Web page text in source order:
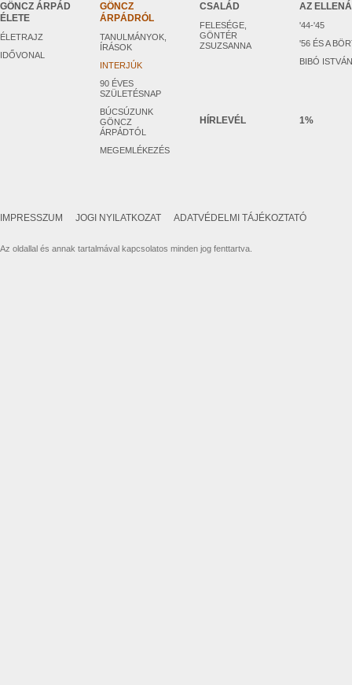
GÖNCZ ÁRPÁD
ÉLETE
ÉLETRAJZ
IDŐVONAL
GÖNCZ
ÁRPÁDRÓL
TANULMÁNYOK,
ÍRÁSOK
INTERJÚK
90 ÉVES
SZÜLETÉSNAP
BÚCSÚZUNK
GÖNCZ
ÁRPÁDTÓL
MEGEMLÉKEZÉS
CSALÁD
FELESÉGE,
GÖNTÉR
ZSUZSANNA
AZ
'44-'45
'56 ÉS A
BIBÓ
HÍRLEVÉL 1%
IMPRESSZUM JOGI NYILATKOZAT ADATVÉDELMI TÁJÉKOZTATÓ
Az oldallal és annak tartalmával kapcsolatos minden jog fenttartva.